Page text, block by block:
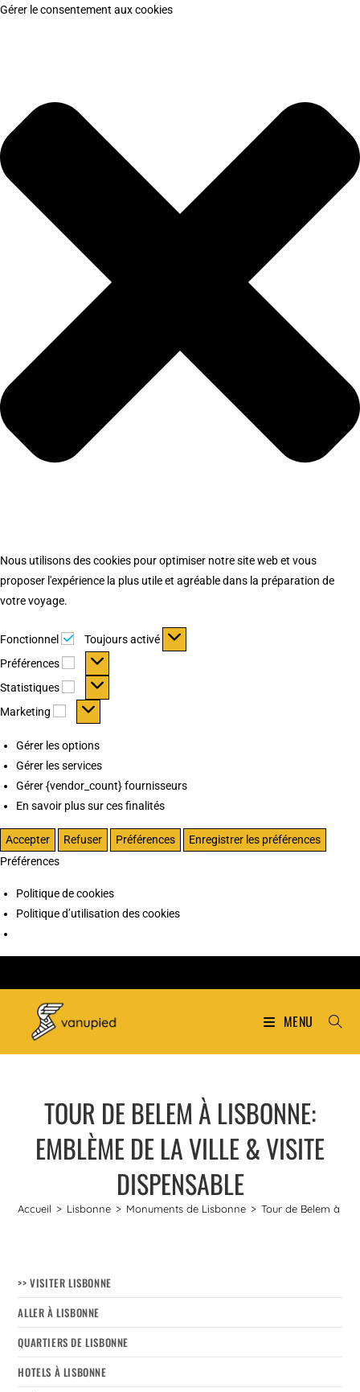
Gérer le consentement aux cookies
Nous utilisons des cookies pour optimiser notre site web et vous
proposer l'expérience la plus utile et agréable dans la préparation de
votre voyage.
Fonctionnel Fonctionnel
Toujours activé
Préférences
Préférences
Statistiques Statistiques
Marketing Marketing
Gérer les options
Gérer les services
Gérer {vendor_count} fournisseurs
En savoir plus sur ces finalités
Accepter Refuser Préférences
Enregistrer les préférences
Préférences
Politique de cookies
Politique d’utilisation des cookies
MENU
TOUR DE BELEM À LISBONNE:
EMBLÈME DE LA VILLE & VISITE
DISPENSABLE
Accueil > Lisbonne > Monuments de Lisbonne > Tour de Belem à
>> VISITER LISBONNE
ALLER À LISBONNE
QUARTIERS DE LISBONNE
HOTELS À LISBONNE